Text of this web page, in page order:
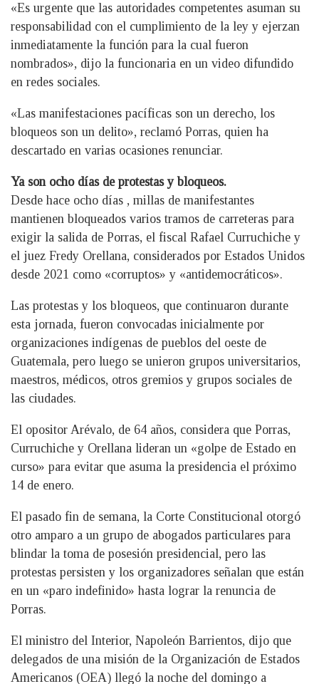
«Es urgente que las autoridades competentes asuman su
responsabilidad con el cumplimiento de la ley y ejerzan
inmediatamente la función para la cual fueron
nombrados», dijo la funcionaria en un video difundido
en redes sociales.
«Las manifestaciones pacíficas son un derecho, los
bloqueos son un delito», reclamó Porras, quien ha
descartado en varias ocasiones renunciar.
Ya son ocho días de protestas y bloqueos.
Desde hace ocho días , millas de manifestantes
mantienen bloqueados varios tramos de carreteras para
exigir la salida de Porras, el fiscal Rafael Curruchiche y
el juez Fredy Orellana, considerados por Estados Unidos
desde 2021 como «corruptos» y «antidemocráticos».
Las protestas y los bloqueos, que continuaron durante
esta jornada, fueron convocadas inicialmente por
organizaciones indígenas de pueblos del oeste de
Guatemala, pero luego se unieron grupos universitarios,
maestros, médicos, otros gremios y grupos sociales de
las ciudades.
El opositor Arévalo, de 64 años, considera que Porras,
Curruchiche y Orellana lideran un «golpe de Estado en
curso» para evitar que asuma la presidencia el próximo
14 de enero.
El pasado fin de semana, la Corte Constitucional otorgó
otro amparo a un grupo de abogados particulares para
blindar la toma de posesión presidencial, pero las
protestas persisten y los organizadores señalan que están
en un «paro indefinido» hasta lograr la renuncia de
Porras.
El ministro del Interior, Napoleón Barrientos, dijo que
delegados de una misión de la Organización de Estados
Americanos (OEA) llegó la noche del domingo a